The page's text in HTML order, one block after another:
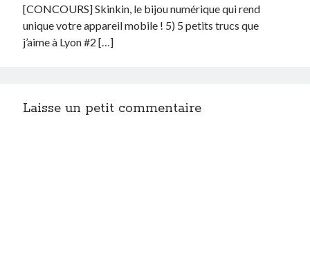
[CONCOURS] Skinkin, le bijou numérique qui rend
unique votre appareil mobile ! 5) 5 petits trucs que
j’aime à Lyon #2 […]
Laisse un petit commentaire